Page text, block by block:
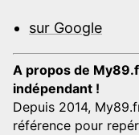
sur Google
A propos de
indépendant !
Depuis 2014,
référence pour